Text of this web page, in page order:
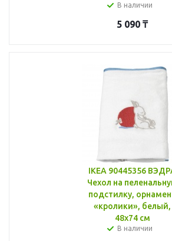
В наличии
5 090 ₸
IKEA 90445356
Чехол на
подстилку,
«кролики», белый,
48x74 см
В наличии